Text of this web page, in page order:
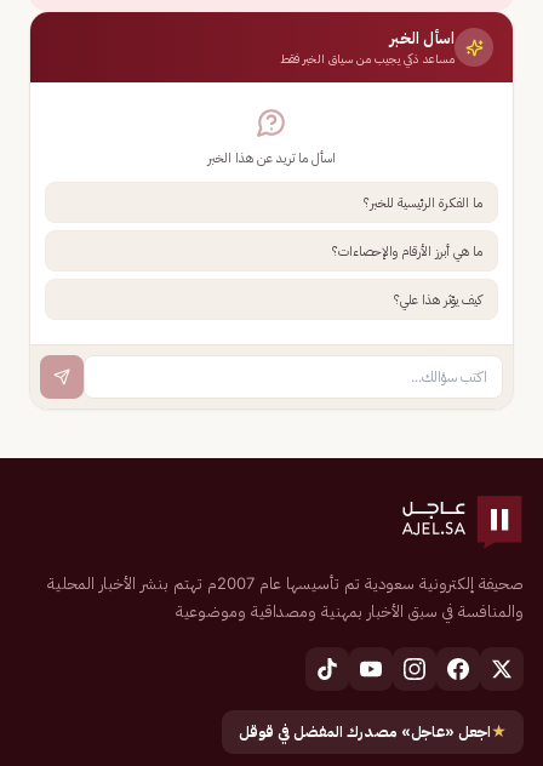
اسأل الخبر
مساعد ذكي يجيب من سياق الخبر فقط
اسأل ما تريد عن هذا الخبر
ما الفكرة الرئيسية للخبر؟
ما هي أبرز الأرقام والإحصاءات؟
كيف يؤثر هذا علي؟
صحيفة إلكترونية سعودية تم تأسيسها عام 2007م تهتم بنشر الأخبار المحلية
والمنافسة في سبق الأخبار بمهنية ومصداقية وموضوعية
★اجعل «عاجل» مصدرك المفضل في قوقل